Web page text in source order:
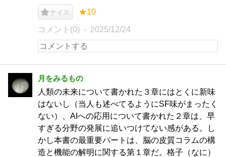
ナイス ★10
コメント(0) 2025/12/24
月をみるもの
人類の未来について書かれた３章にはとくに新味
はないし（当人も述べてるようにSF味がまったく
ない）、AIへの応用について書かれた２章は、早
すぎる分野の発展に追いつけてない感がある。し
かし本書の最重要パートは、脳の皮質コラムの構
造と機能の解明に関する第１章だ。格子（なに）